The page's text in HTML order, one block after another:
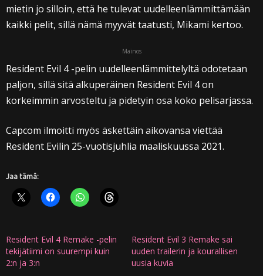
mietin jo silloin, että he tulevat uudelleenlämmittämään
kaikki pelit, sillä nämä myyvät taatusti, Mikami kertoo.
Mainos
Resident Evil 4 -pelin uudelleenlämmittelyltä odotetaan
paljon, sillä sitä alkuperäinen Resident Evil 4 on
korkeimmin arvosteltu ja pidetyin osa koko pelisarjassa.
Capcom ilmoitti myös äskettäin aikovansa viettää
Resident Evilin 25-vuotisjuhlia maaliskuussa 2021.
Jaa tämä:
Resident Evil 4 Remake -pelin
tekijätiimi on suurempi kuin
2:n ja 3:n
Resident Evil 3 Remake sai
uuden trailerin ja kourallisen
uusia kuvia